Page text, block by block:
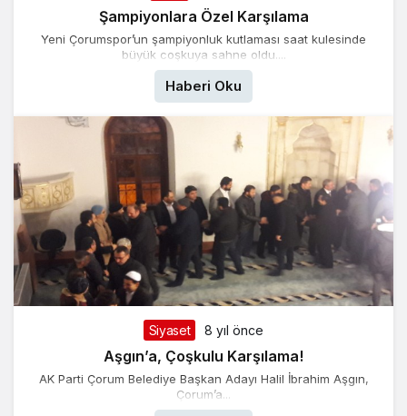
Şampiyonlara Özel Karşılama
Yeni Çorumspor’un şampiyonluk kutlaması saat kulesinde
büyük coşkuya sahne oldu....
Haberi Oku
Siyaset 8 yıl önce
Aşgın’a, Çoşkulu Karşılama!
AK Parti Çorum Belediye Başkan Adayı Halil İbrahim Aşgın,
Çorum’a...